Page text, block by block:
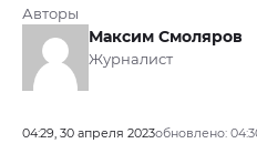
Авторы
Максим Смоляров
Журналист
04:29, 30 апреля 2023обновлено: